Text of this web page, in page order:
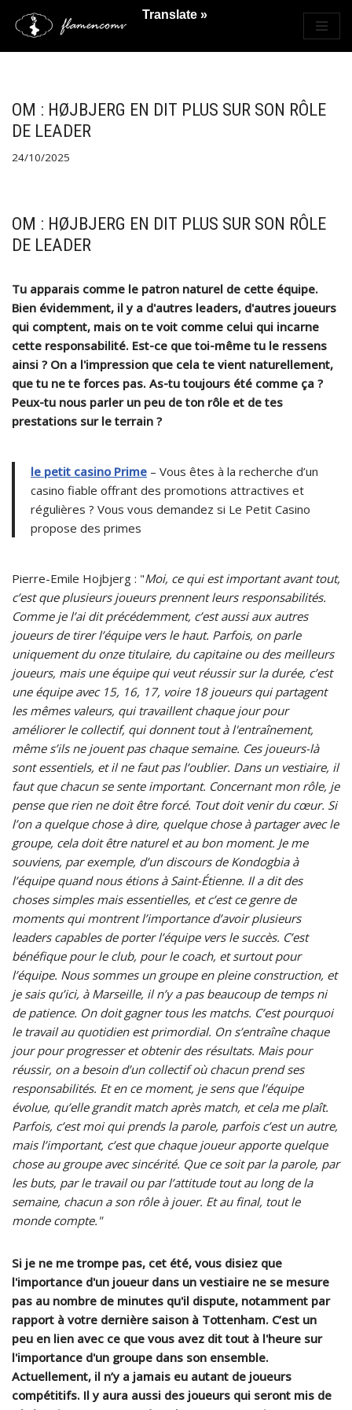
Saltar
OM : HØJBJERG EN DIT PLUS SUR SON RÔLE
DE LEADER
24/10/2025
OM : HØJBJERG EN DIT PLUS SUR SON RÔLE
DE LEADER
Tu apparais comme le patron naturel de cette équipe.
Bien évidemment, il y a d'autres leaders, d'autres joueurs
qui comptent, mais on te voit comme celui qui incarne
cette responsabilité. Est-ce que toi-même tu le ressens
ainsi ? On a l'impression que cela te vient naturellement,
que tu ne te forces pas. As-tu toujours été comme ça ?
Peux-tu nous parler un peu de ton rôle et de tes
prestations sur le terrain ?
le petit casino Prime – Vous êtes à la recherche d’un
casino fiable offrant des promotions attractives et
régulières ? Vous vous demandez si Le Petit Casino
propose des primes
Pierre-Emile Hojbjerg : "Moi, ce qui est important avant tout,
c’est que plusieurs joueurs prennent leurs responsabilités.
Comme je l’ai dit précédemment, c’est aussi aux autres
joueurs de tirer l’équipe vers le haut. Parfois, on parle
uniquement du onze titulaire, du capitaine ou des meilleurs
joueurs, mais une équipe qui veut réussir sur la durée, c’est
une équipe avec 15, 16, 17, voire 18 joueurs qui partagent
les mêmes valeurs, qui travaillent chaque jour pour
améliorer le collectif, qui donnent tout à l'entraînement,
même s’ils ne jouent pas chaque semaine. Ces joueurs-là
sont essentiels, et il ne faut pas l’oublier. Dans un vestiaire, il
faut que chacun se sente important. Concernant mon rôle, je
pense que rien ne doit être forcé. Tout doit venir du cœur. Si
l’on a quelque chose à dire, quelque chose à partager avec le
groupe, cela doit être naturel et au bon moment. Je me
souviens, par exemple, d’un discours de Kondogbia à
l’équipe quand nous étions à Saint-Étienne. Il a dit des
choses simples mais essentielles, et c’est ce genre de
moments qui montrent l’importance d’avoir plusieurs
leaders capables de porter l’équipe vers le succès. C’est
bénéfique pour le club, pour le coach, et surtout pour
l’équipe. Nous sommes un groupe en pleine construction, et
je sais qu’ici, à Marseille, il n’y a pas beaucoup de temps ni
de patience. On doit gagner tous les matchs. C’est pourquoi
le travail au quotidien est primordial. On s’entraîne chaque
jour pour progresser et obtenir des résultats. Mais pour
réussir, on a besoin d’un collectif où chacun prend ses
responsabilités. Et en ce moment, je sens que l’équipe
évolue, qu’elle grandit match après match, et cela me plaît.
Parfois, c’est moi qui prends la parole, parfois c’est un autre,
mais l’important, c’est que chaque joueur apporte quelque
chose au groupe avec sincérité. Que ce soit par la parole, par
les buts, par le travail ou par l’attitude tout au long de la
semaine, chacun a son rôle à jouer. Et au final, tout le
monde compte."
Si je ne me trompe pas, cet été, vous disiez que
l'importance d'un joueur dans un vestiaire ne se mesure
pas au nombre de minutes qu'il dispute, notamment par
rapport à votre dernière saison à Tottenham. C’est un
peu en lien avec ce que vous avez dit tout à l'heure sur
l'importance d'un groupe dans son ensemble.
Actuellement, il n’y a jamais eu autant de joueurs
compétitifs. Il y aura aussi des joueurs qui seront mis de
Translate »